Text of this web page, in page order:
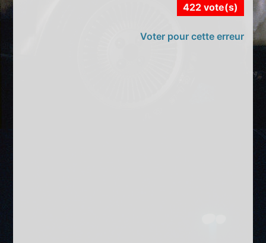
422 vote(s)
Voter pour cette erreur